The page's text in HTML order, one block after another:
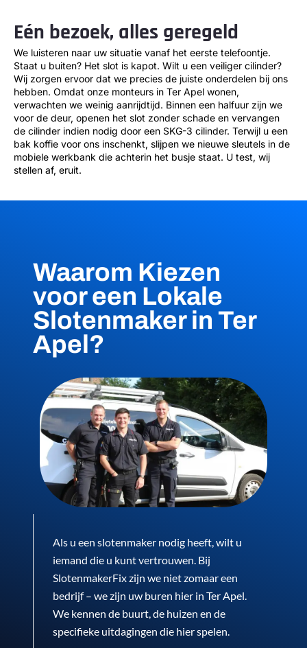
Eén bezoek, alles geregeld
We luisteren naar uw situatie vanaf het eerste telefoontje.
Staat u buiten? Het slot is kapot. Wilt u een veiliger cilinder?
Wij zorgen ervoor dat we precies de juiste onderdelen bij ons
hebben. Omdat onze monteurs in Ter Apel wonen,
verwachten we weinig aanrijdtijd. Binnen een halfuur zijn we
voor de deur, openen het slot zonder schade en vervangen
de cilinder indien nodig door een SKG-3 cilinder. Terwijl u een
bak koffie voor ons inschenkt, slijpen we nieuwe sleutels in de
mobiele werkbank die achterin het busje staat. U test, wij
stellen af, eruit.
Waarom Kiezen
voor een Lokale
Slotenmaker in Ter
Apel?
Als u een slotenmaker nodig heeft, wilt u
iemand die u kunt vertrouwen. Bij
SlotenmakerFix zijn we niet zomaar een
bedrijf – we zijn uw buren hier in Ter Apel.
We kennen de buurt, de huizen en de
specifieke uitdagingen die hier spelen.